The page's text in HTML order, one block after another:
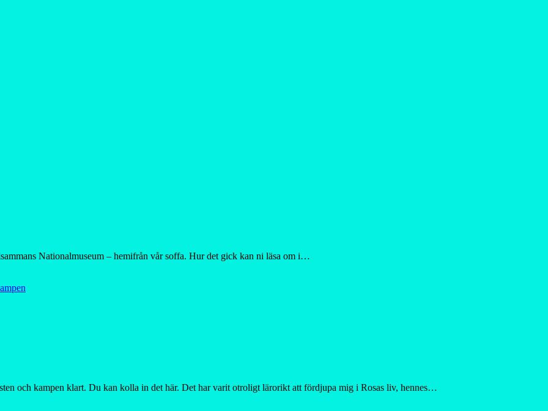
Nationalmuseum – hemifrån vår soffa. Hur det gick kan ni läsa om i…
och kampen klart. Du kan kolla in det här. Det har varit otroligt lärorikt att fördjupa mig i Rosas liv, hennes…